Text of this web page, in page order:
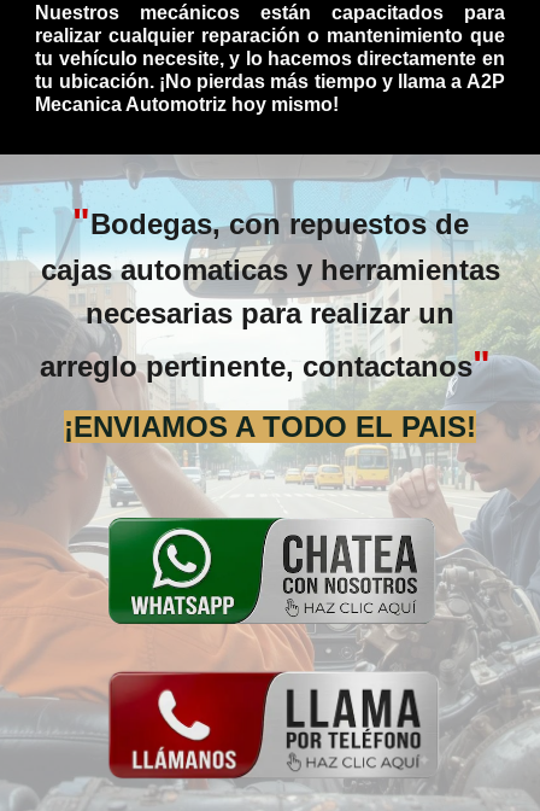
Nuestros mecánicos están capacitados para
realizar cualquier reparación o mantenimiento que
tu vehículo necesite, y lo hacemos directamente en
tu ubicación. ¡No pierdas más tiempo y llama a A2P
Mecanica Automotriz hoy mismo!
"Bodegas, con repuestos de
cajas automaticas y herramientas
necesarias para realizar un
arreglo pertinente, contactanos"
¡ENVIAMOS A TODO EL PAIS!